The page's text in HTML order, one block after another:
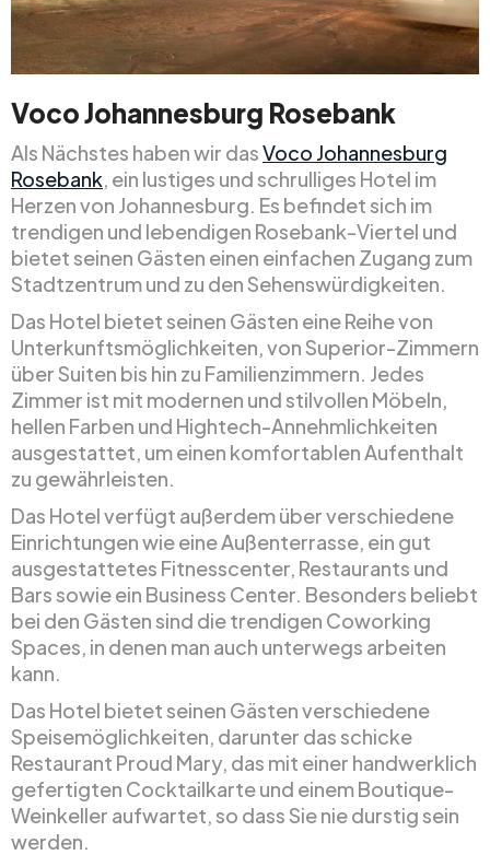
Voco Johannesburg Rosebank
Als Nächstes haben wir dasVoco Johannesburg
Rosebank, ein lustiges und schrulliges Hotel im
Herzen von Johannesburg. Es befindet sich im
trendigen und lebendigen Rosebank-Viertel und
bietet seinen Gästen einen einfachen Zugang zum
Stadtzentrum und zu den Sehenswürdigkeiten.
Das Hotel bietet seinen Gästen eine Reihe von
Unterkunftsmöglichkeiten, von Superior-Zimmern
über Suiten bis hin zu Familienzimmern. Jedes
Zimmer ist mit modernen und stilvollen Möbeln,
hellen Farben und Hightech-Annehmlichkeiten
ausgestattet, um einen komfortablen Aufenthalt
zu gewährleisten.
Das Hotel verfügt außerdem über verschiedene
Einrichtungen wie eine Außenterrasse, ein gut
ausgestattetes Fitnesscenter, Restaurants und
Bars sowie ein Business Center. Besonders beliebt
bei den Gästen sind die trendigen Coworking
Spaces, in denen man auch unterwegs arbeiten
kann.
Das Hotel bietet seinen Gästen verschiedene
Speisemöglichkeiten, darunter das schicke
Restaurant Proud Mary, das mit einer handwerklich
gefertigten Cocktailkarte und einem Boutique-
Weinkeller aufwartet, so dass Sie nie durstig sein
werden.